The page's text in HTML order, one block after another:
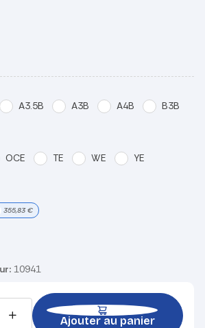
A3.5B A3B A4B B3B
OCE TE WE YE
355,83€
10941
Ajouter au panier